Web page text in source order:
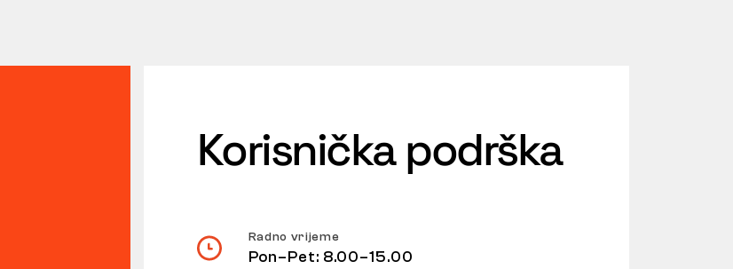
Korisnička podrška
Radno vrijeme
Pon–Pet: 8.00–15.00